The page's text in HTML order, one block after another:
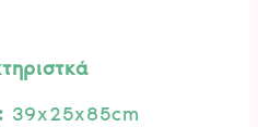
39x25x85cm